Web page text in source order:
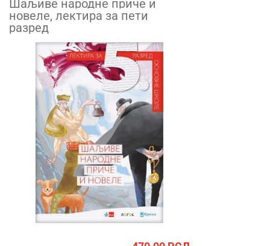
Шаљиве народне приче и
новеле, лектира за пети
разред